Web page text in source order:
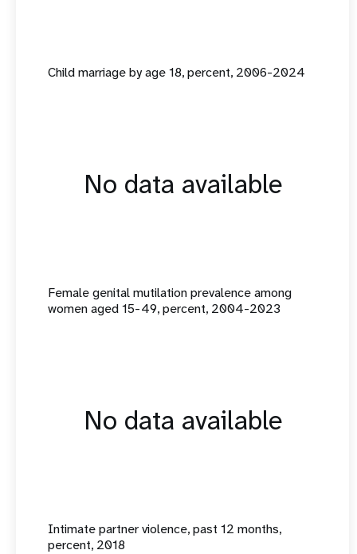
Child marriage by age 18, percent, 2006-2024
No data available
Female genital mutilation prevalence among
women aged 15-49, percent, 2004-2023
No data available
Intimate partner violence, past 12 months,
percent, 2018